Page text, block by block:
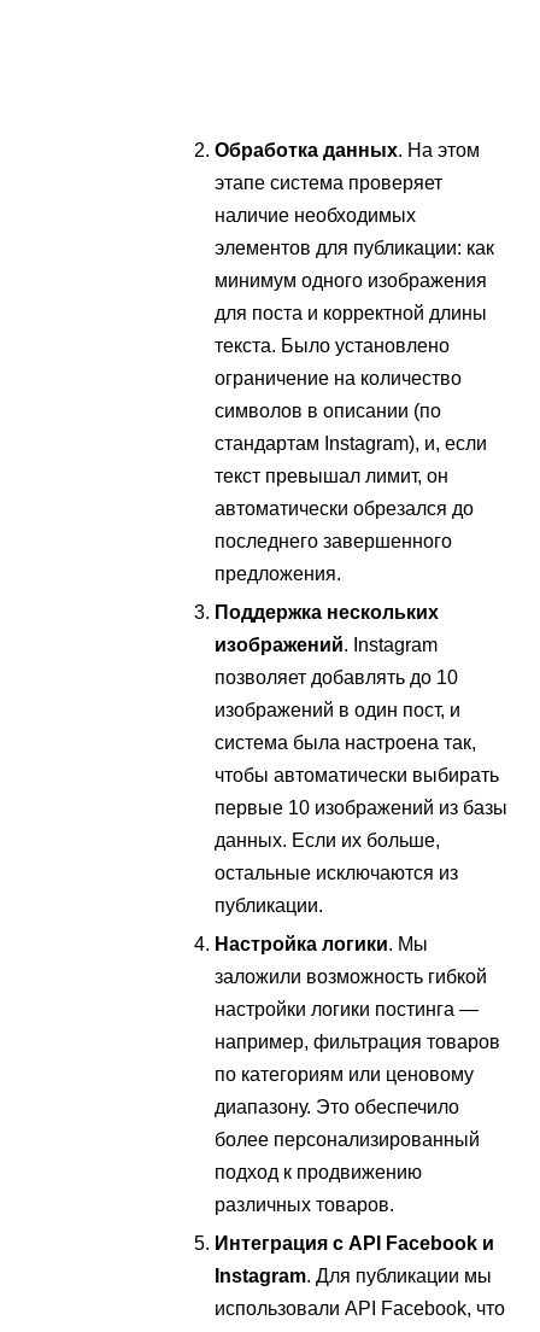
Обработка данных. На этом
этапе система проверяет
наличие необходимых
элементов для публикации: как
минимум одного изображения
для поста и корректной длины
текста. Было установлено
ограничение на количество
символов в описании (по
стандартам Instagram), и, если
текст превышал лимит, он
автоматически обрезался до
последнего завершенного
предложения.
Поддержка нескольких
изображений. Instagram
позволяет добавлять до 10
изображений в один пост, и
система была настроена так,
чтобы автоматически выбирать
первые 10 изображений из базы
данных. Если их больше,
остальные исключаются из
публикации.
Настройка логики. Мы
заложили возможность гибкой
настройки логики постинга —
например, фильтрация товаров
по категориям или ценовому
диапазону. Это обеспечило
более персонализированный
подход к продвижению
различных товаров.
Интеграция с API Facebook и
Instagram. Для публикации мы
использовали API Facebook, что